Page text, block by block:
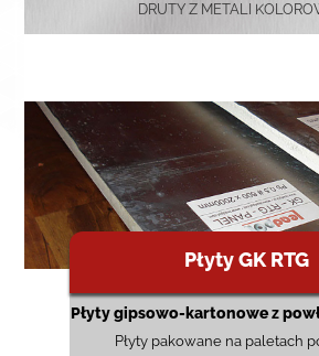
DRUTY Z METALI
Płyty GK RTG
Płyty gipsowo-kartonowe z
Płyty pakowane na paletach